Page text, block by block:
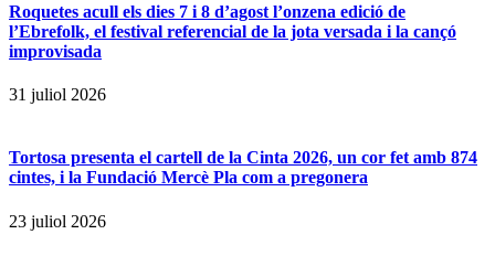
Roquetes acull els dies 7 i 8 d’agost l’onzena edició de
l’Ebrefolk, el festival referencial de la jota versada i la cançó
improvisada
31 juliol 2026
Tortosa presenta el cartell de la Cinta 2026, un cor fet amb 874
cintes, i la Fundació Mercè Pla com a pregonera
23 juliol 2026